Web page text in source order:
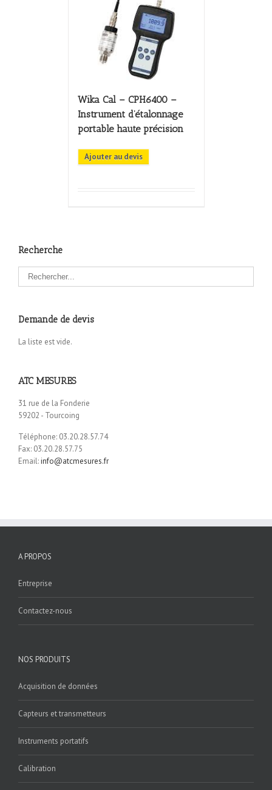
Wika Cal – CPH6400 –
Instrument d’étalonnage
portable haute précision
Ajouter au devis
Recherche
Demande de devis
La liste est vide.
ATC MESURES
31 rue de la Fonderie
59202 - Tourcoing
Téléphone: 03.20.28.57.74
Fax: 03.20.28.57.75
Email:info@atcmesures.fr
A PROPOS
Entreprise
Contactez-nous
NOS PRODUITS
Acquisition de données
Capteurs et transmetteurs
Instruments portatifs
Calibration